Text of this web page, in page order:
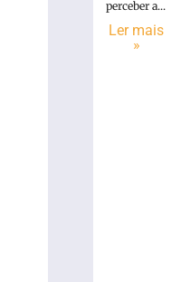
perceber a...
Ler mais
»